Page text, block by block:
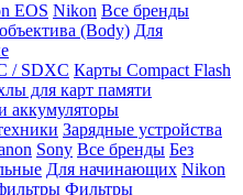
EOS Nikon Все бренды
(Body) Для
/ SDXC Карты Compact Flash
для карт памяти
аккумуляторы
Зарядные устройства
Sony Все бренды Без
Для начинающих Nikon
Фильтры